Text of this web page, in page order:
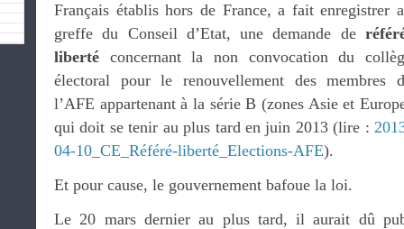
Français établis hors de France, a fait enregistrer
greffe du Conseil d’Etat, une demande de
liberté concernant la non convocation du
électoral pour le renouvellement des membres
l’AFE appartenant à la série B (zones Asie et
qui doit se tenir au plus tard en juin 2013 (lire :
04-10_CE_Référé-liberté_Elections-AFE).
Et pour cause, le gouvernement bafoue la loi.
Le 20 mars dernier au plus tard, il aurait dû